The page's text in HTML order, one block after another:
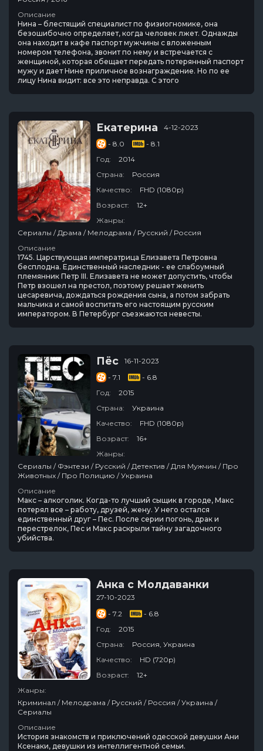
Описание
Нина – блестящий специалист по физиогномике, она
безошибочно определяет, когда человек лжет. Однажды
она находит в кафе паспорт мужчины с вложенным
номером телефона, звонит по нему и встречается с
женщиной, которая обещает передать потерянный паспорт
мужу и дает Нине приличное вознаграждение. Но по ее
лицу Нина видит: все это неправда. С этого
Екатерина
4-12-2023
- 8.0
- 8.1
Год:
2014
Страна:
Россия
Качество:
FHD (1080p)
Возраст:
12+
Жанры:
Сериалы / Драма / Мелодрама / Русский / Россия
Описание
1745. Царствующая императрица Елизавета Петровна
бесплодна. Единственный наследник - ее слабоумный
племянник Петр III. Елизавета не может допустить, чтобы
Петр взошел на престол, поэтому решает женить
цесаревича, дождаться рождения сына, а потом забрать
мальчика и самой воспитать его настоящим русским
императором. В Петербург съезжаются невесты.
Пёс
16-11-2023
- 7.1
- 6.8
Год:
2015
Страна:
Украина
Качество:
FHD (1080p)
Возраст:
16+
Жанры:
Сериалы / Фэнтези / Русский / Детектив / Для Мужчин / Про
Животных / Про Полицию / Украина
Описание
Макс – алкоголик. Когда-то лучший сыщик в городе, Макс
потерял все – работу, друзей, жену. У него остался
единственный друг – Пес. После серии погонь, драк и
перестрелок, Пес и Макс раскрыли тайну загадочного
убийства.
Анка с Молдаванки
27-10-2023
- 7.2
- 6.8
Год:
2015
Страна:
Россия, Украина
Качество:
HD (720p)
Возраст:
12+
Жанры:
Криминал / Мелодрама / Русский / Россия / Украина /
Сериалы
Описание
История знакомств и приключений одесской девушки Ани
Ксенаки, девушки из интеллигентной семьи.